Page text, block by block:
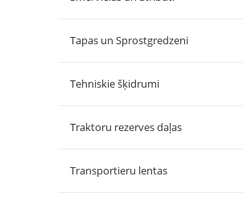
Tapas un Sprostgredzeni
Tehniskie šķidrumi
Traktoru rezerves daļas
Transportieru lentas